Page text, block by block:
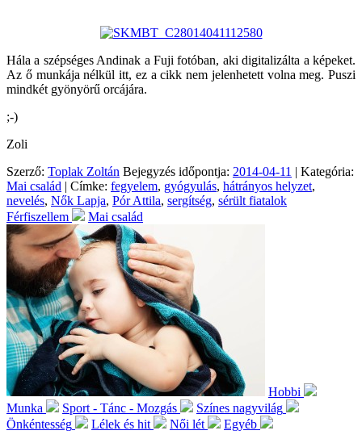
Hála a szépséges Andinak a Fuji fotóban, aki digitalizálta a képeket.
Az ő munkája nélkül itt, ez a cikk nem jelenhetett volna meg. Puszi
mindkét gyönyörű orcájára.
;-)
Zoli
Szerző: Toplak Zoltán Bejegyzés időpontja: 2014-04-11 | Kategória:
Mai család | Címke: fegyelem, gyógyulás, hátrányos helyzet,
nevelés, Nők Lapja, Pór Attila, sergítség, sérült fiatalok
Férfiszellem
Mai család
Hobbi
Munka
Sport - Tánc - Mozgás
Színes nagyvilág
Önkéntesség
Lélek és hit Női lét Egyéb